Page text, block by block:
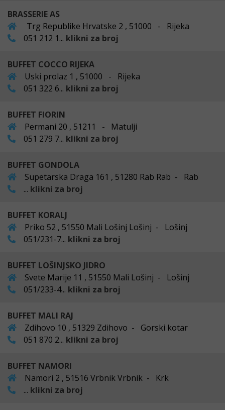
BRASSERIE AS
Trg Republike Hrvatske 2 , 51000 - Rijeka
051 212 1... klikni za broj
BUFFET COCCO RIJEKA
Uski prolaz 1 , 51000 - Rijeka
051 322 6... klikni za broj
BUFFET FIORIN
Permani 20 , 51211 - Matulji
051 279 7... klikni za broj
BUFFET GONDOLA
Supetarska Draga 161 , 51280 Rab Rab - Rab
... klikni za broj
BUFFET KORALJ
Priko 52 , 51550 Mali Lošinj Lošinj - Lošinj
051/231-7... klikni za broj
BUFFET LOŠINJSKO JIDRO
Svete Marije 11 , 51550 Mali Lošinj - Lošinj
051/233-4... klikni za broj
BUFFET MALI RAJ
Zdihovo 10 , 51329 Zdihovo - Gorski kotar
051 870 2... klikni za broj
BUFFET NAMORI
Namori 2 , 51516 Vrbnik Vrbnik - Krk
... klikni za broj